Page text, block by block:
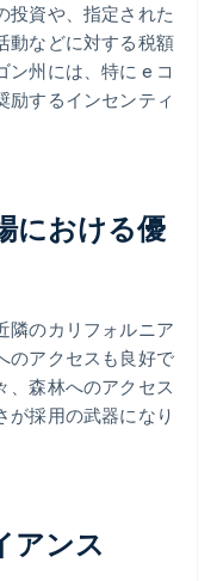
投資や、指定された
動などに対する税額
州には、特に e コ
励するインセンティ
における優
隣のカリフォルニア
のアクセスも良好で
、森林へのアクセス
が採用の武器になり
アンス